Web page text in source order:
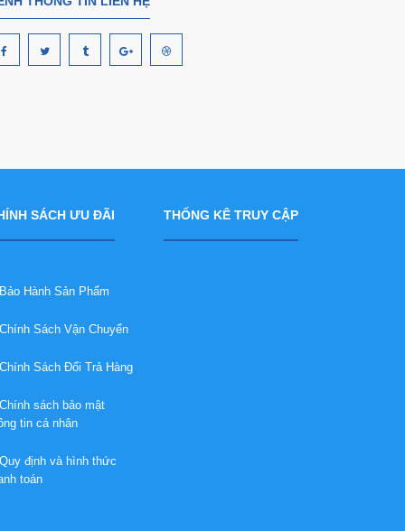
SÁCH ƯU ĐÃI
Hành Sản Phẩm
Sách Vận Chuyển
Sách Đổi Trả Hàng
sách bảo mật
tin cá nhân
định và hình thức
toán
THỐNG KÊ TRUY CẬP